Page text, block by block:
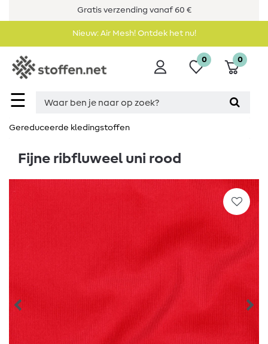
Gratis verzending vanaf 60 €
Nieuw: Air Mesh! Ontdek het nu!
☰
0 0
Gereduceerde kledingstoffen
Fijne ribfluweel uni rood